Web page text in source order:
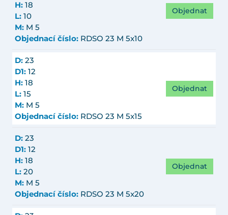
H: 18
L: 10
M: M 5
Objednací číslo: RDSO 23 M 5x10
Objednat
D: 23
D1: 12
H: 18
L: 15
M: M 5
Objednací číslo: RDSO 23 M 5x15
Objednat
D: 23
D1: 12
H: 18
L: 20
M: M 5
Objednací číslo: RDSO 23 M 5x20
Objednat